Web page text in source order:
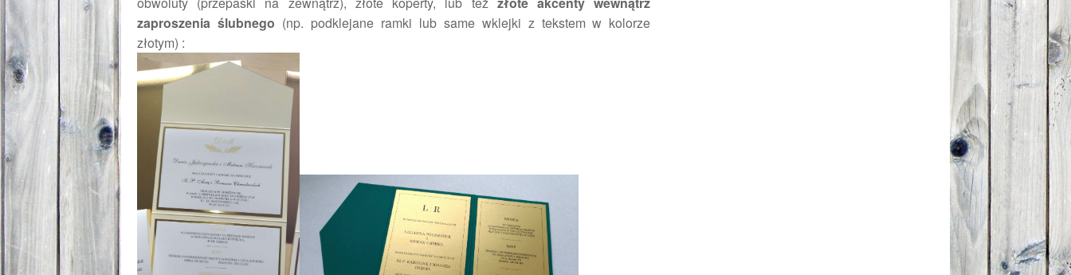
zaproszenia ślubnego (np. podklejane ramki lub same wklejki z tekstem w kolorze
złotym) :